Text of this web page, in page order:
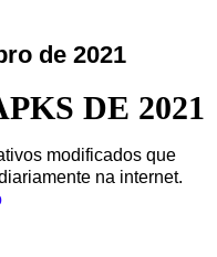
de 2021
DE 2021
modificados que
na internet.